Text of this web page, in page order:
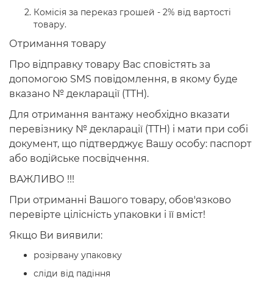
Комісія за переказ грошей - 2% від вартості
товару.
Отримання товару
Про відправку товару Вас сповістять за
допомогою SMS повідомлення, в якому буде
вказано № декларації (ТТН).
Для отримання вантажу необхідно вказати
перевізнику № декларації (ТТН) і мати при собі
документ, що підтверджує Вашу особу: паспорт
або водійське посвідчення.
ВАЖЛИВО !!!
При отриманні Вашого товару, обов'язково
перевірте цілісність упаковки і її вміст!
Якщо Ви виявили:
розірвану упаковку
сліди від падіння